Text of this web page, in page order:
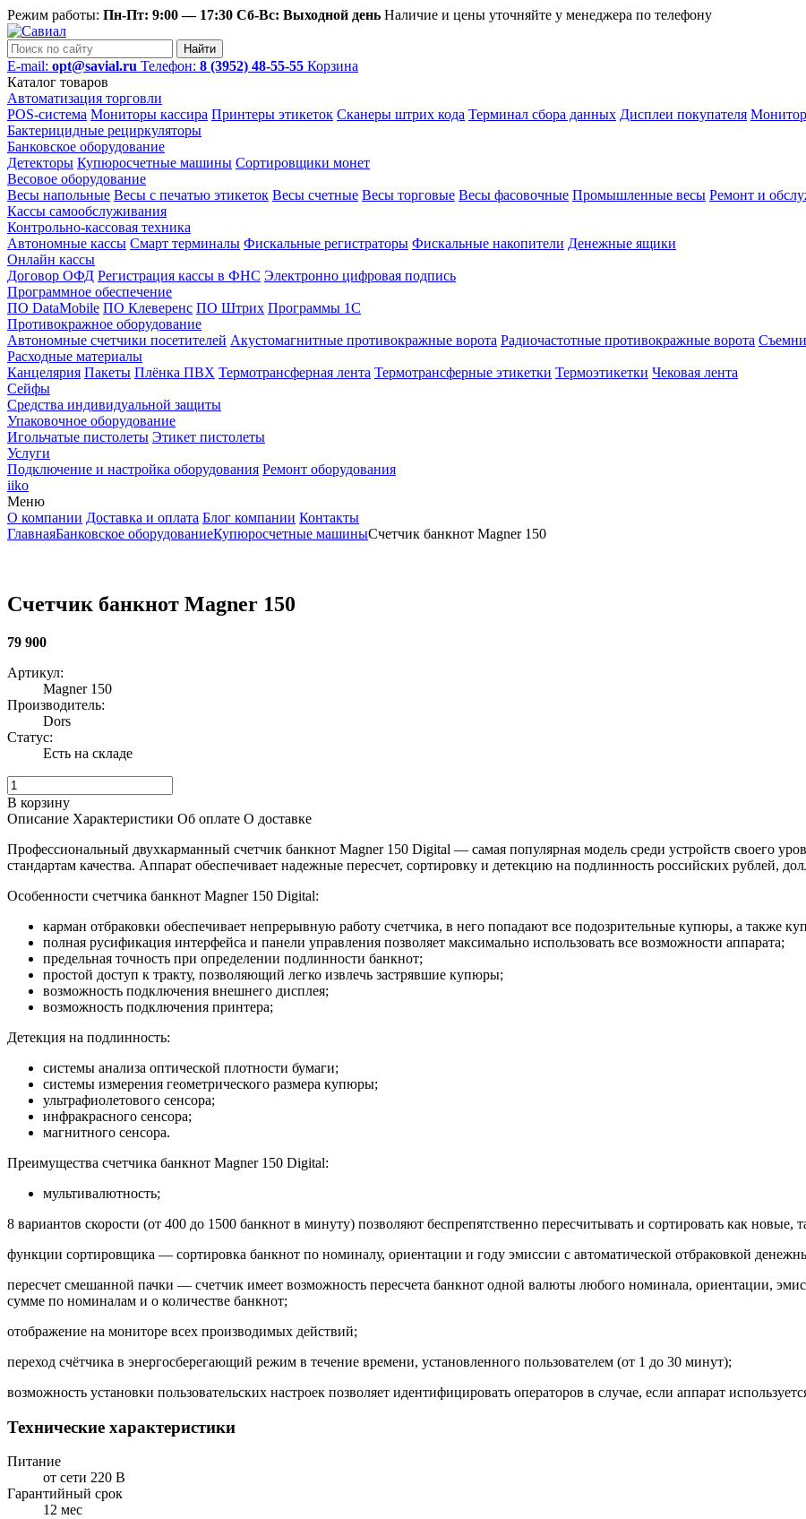
Режим работы: Пн-Пт: 9:00 — 17:30 Сб-Вс: Выходной день Наличие и цены уточняйте у менеджера по телефону
Найти
E-mail: opt@savial.ru Телефон: 8 (3952) 48-55-55 Корзина
Каталог товаров
Автоматизация торговли
POS-система Мониторы кассира Принтеры этикеток Сканеры штрих кода Терминал сбора данных Дисплеи покупателя
Бактерицидные рециркуляторы
Банковское оборудование
Детекторы Купюросчетные машины Сортировщики монет
Весовое оборудование
Весы напольные Весы с печатью этикеток Весы счетные Весы торговые Весы фасовочные Промышленные весы Ремонт и
Кассы самообслуживания
Контрольно-кассовая техника
Автономные кассы Смарт терминалы Фискальные регистраторы Фискальные накопители Денежные ящики
Онлайн кассы
Договор ОФД Регистрация кассы в ФНС Электронно цифровая подпись
Программное обеспечение
ПО DataMobile ПО Клеверенс ПО Штрих Программы 1С
Противокражное оборудование
Автономные счетчики посетителей Акустомагнитные противокражные ворота Радиочастотные противокражные ворота
Расходные материалы
Канцелярия Пакеты Плёнка ПВХ Термотрансферная лента Термотрансферные этикетки Термоэтикетки Чековая лента
Сейфы
Средства индивидуальной защиты
Упаковочное оборудование
Игольчатые пистолеты Этикет пистолеты
Услуги
Подключение и настройка оборудования Ремонт оборудования
iiko
Меню
О компании Доставка и оплата Блог компании Контакты
ГлавнаяБанковское оборудованиеКупюросчетные машиныСчетчик банкнот Magner 150
Счетчик банкнот Magner 150
79 900
Артикул:
Magner 150
Производитель:
Dors
Статус:
Есть на складе
В корзину
Описание Характеристики Об оплате О доставке
Профессиональный двухкарманный счетчик банкнот Magner 150 Digital — самая популярная модель среди устройств своего
стандартам качества. Аппарат обеспечивает надежные пересчет, сортировку и детекцию на подлинность российских рублей,
Особенности счетчика банкнот Magner 150 Digital:
карман отбраковки обеспечивает непрерывную работу счетчика, в него попадают все подозрительные купюры, а также
полная русификация интерфейса и панели управления позволяет максимально использовать все возможности аппарата;
предельная точность при определении подлинности банкнот;
простой доступ к тракту, позволяющий легко извлечь застрявшие купюры;
возможность подключения внешнего дисплея;
возможность подключения принтера;
Детекция на подлинность:
системы анализа оптической плотности бумаги;
системы измерения геометрического размера купюры;
ультрафиолетового сенсора;
инфракрасного сенсора;
магнитного сенсора.
Преимущества счетчика банкнот Magner 150 Digital:
мультивалютность;
8 вариантов скорости (от 400 до 1500 банкнот в минуту) позволяют беспрепятственно пересчитывать и сортировать как
функции сортировщика — сортировка банкнот по номиналу, ориентации и году эмиссии с автоматической отбраковкой
пересчет смешанной пачки — счетчик имеет возможность пересчета банкнот одной валюты любого номинала, ориентации,
сумме по номиналам и о количестве банкнот;
отображение на мониторе всех производимых действий;
переход счётчика в энергосберегающий режим в течение времени, установленного пользователем (от 1 до 30 минут);
возможность установки пользовательских настроек позволяет идентифицировать операторов в случае, если аппарат
Технические характеристики
Питание
от сети 220 В
Гарантийный срок
12 мес